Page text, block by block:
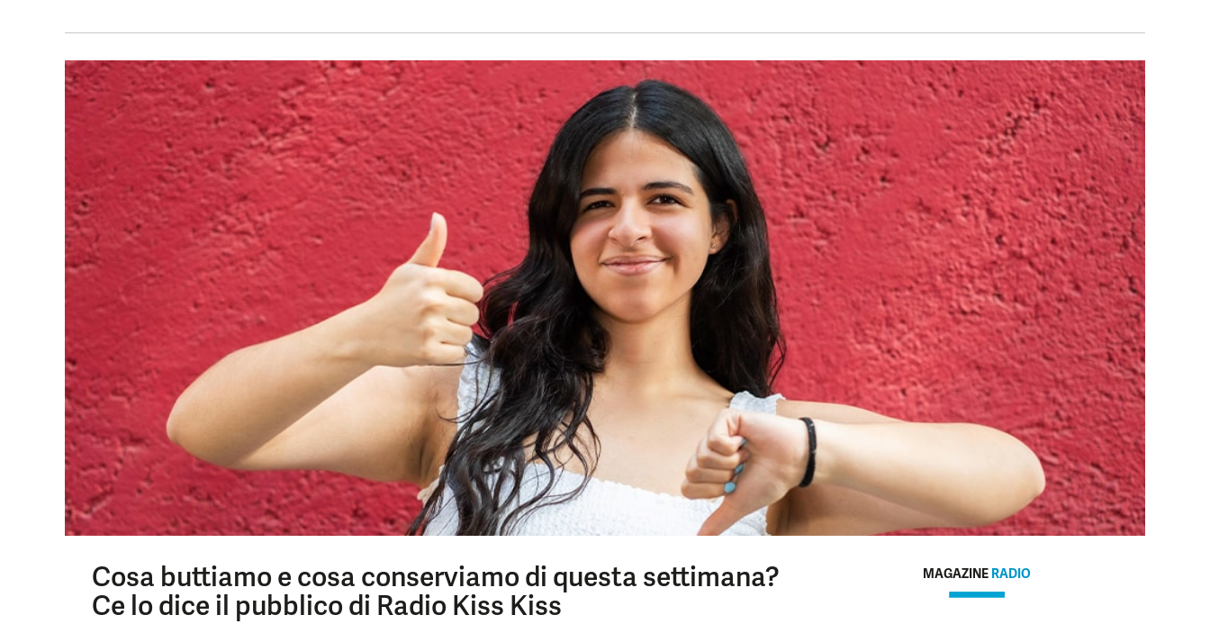
Cosa buttiamo e cosa conserviamo di questa settimana?
Ce lo dice il pubblico di Radio Kiss Kiss
MAGAZINE RADIO